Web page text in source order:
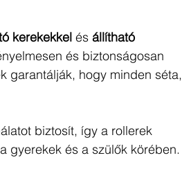
kerekekkel és állítható
és biztonságosan
garantálják, hogy minden séta,
biztosít, így a rollerek
gyerekek és a szülők körében.